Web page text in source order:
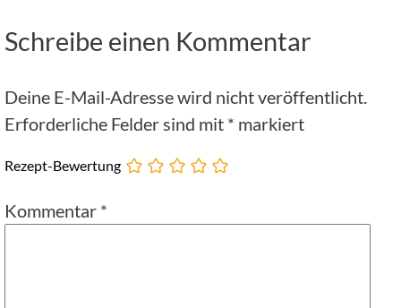
Schreibe einen Kommentar
Deine E-Mail-Adresse wird nicht veröffentlicht.
Erforderliche Felder sind mit * markiert
Rezept-Bewertung
Kommentar *